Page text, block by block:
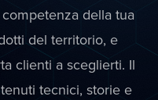
della tua
del territorio, e
clienti a sceglierti. Il
tecnici, storie e